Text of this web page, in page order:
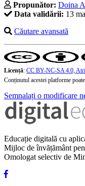
Propunător: Doina
Data validării: 13
Căutare avansată
Licență: CC BY-NC-SA 4.0,
Conținutul acestei platforme
Semnalați o modificare
Educație digitală cu
Mijloc de învățământ
Omologat selectiv de